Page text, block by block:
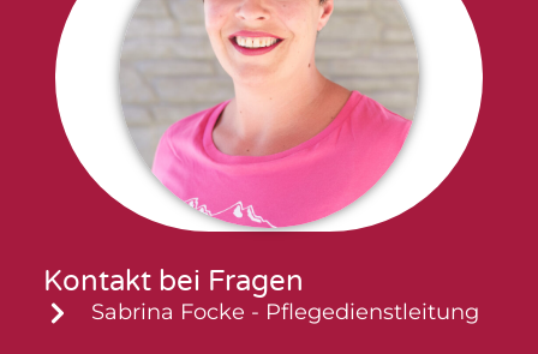
Kontakt bei Fragen
Sabrina Focke - Pflegedienstleitung